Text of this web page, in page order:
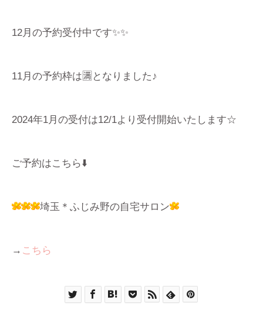
12月の予約受付中です✨✨
11月の予約枠は🈵となりました♪
2024年1月の受付は12/1より受付開始いたします☆
ご予約はこちら⬇️
埼玉＊ふじみ野の自宅サロン
→ こちら